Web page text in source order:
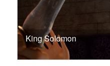
King Solomon